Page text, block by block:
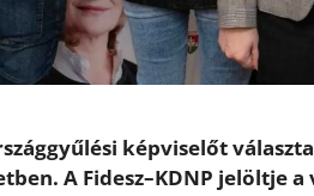
képviselőt
A Fidesz–KDNP jelöltje